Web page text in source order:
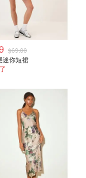
$69.00
迷你短裙